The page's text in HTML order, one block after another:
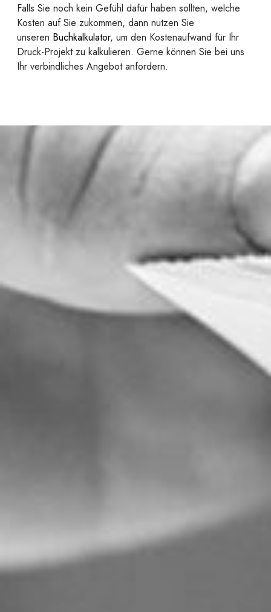
Falls Sie noch kein Gefühl dafür haben sollten, welche
Kosten auf Sie zukommen, dann nutzen Sie
unseren Buchkalkulator, um den Kostenaufwand für Ihr
Druck-Projekt zu kalkulieren. Gerne können Sie bei uns
Ihr verbindliches Angebot anfordern.